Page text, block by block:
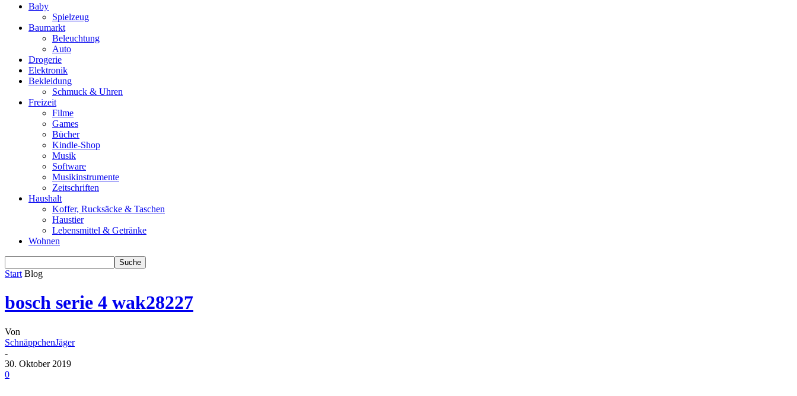
Baby
Spielzeug
Baumarkt
Beleuchtung
Auto
Drogerie
Elektronik
Bekleidung
Schmuck & Uhren
Freizeit
Filme
Games
Bücher
Kindle-Shop
Musik
Software
Musikinstrumente
Zeitschriften
Haushalt
Koffer, Rucksäcke & Taschen
Haustier
Lebensmittel & Getränke
Wohnen
Start Blog
bosch serie 4 wak28227
Von
SchnäppchenJäger
-
30. Oktober 2019
0